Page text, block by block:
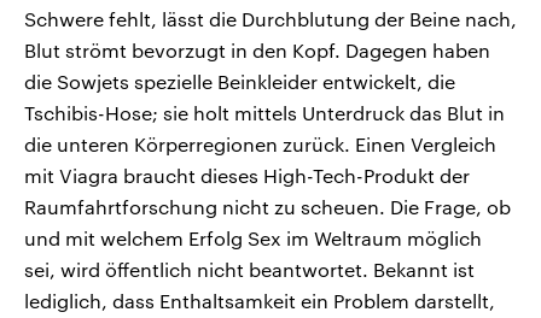
Schwere fehlt, lässt die Durchblutung der Beine nach,
Blut strömt bevorzugt in den Kopf. Dagegen haben
die Sowjets spezielle Beinkleider entwickelt, die
Tschibis-Hose; sie holt mittels Unterdruck das Blut in
die unteren Körperregionen zurück. Einen Vergleich
mit Viagra braucht dieses High-Tech-Produkt der
Raumfahrtforschung nicht zu scheuen. Die Frage, ob
und mit welchem Erfolg Sex im Weltraum möglich
sei, wird öffentlich nicht beantwortet. Bekannt ist
lediglich, dass Enthaltsamkeit ein Problem darstellt,